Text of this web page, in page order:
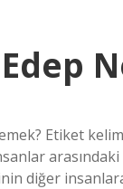
Etiket
diğer